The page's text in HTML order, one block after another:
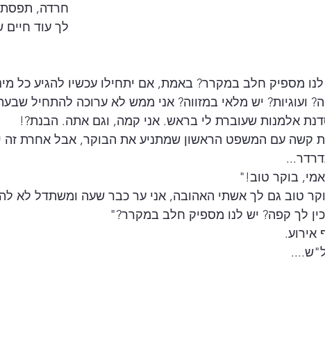
חרדה, תפסת
לך עוד חיים
מספיק חלב במקרר? באמת, אם יתחילו עכשיו להגיע כל
ועוגיות? יש מלאי במזווה? אני ממש לא ערוכה להתחיל
אלמנות שעוברת לי בראש. אני קמה, וגם אתה. הבנת?!
קשה עם המשפט הראשון שמתניע את הבוקר, אבל אחרת זה
בוקר טוב!"
טוב גם לך אשתי האהובה, אני ער כבר שעה ומשתדל לא
לך קפה? יש לנו מספיק חלב במקרר?"
אירוע.